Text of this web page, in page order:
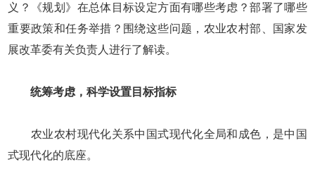
义？《规划》在总体目标设定方面有哪些考虑？部署了哪些
重要政策和任务举措？围绕这些问题，农业农村部、国家发
展改革委有关负责人进行了解读。
统筹考虑，科学设置目标指标
农业农村现代化关系中国式现代化全局和成色，是中国
式现代化的底座。